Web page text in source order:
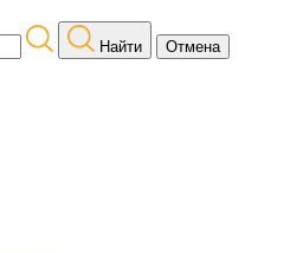
Найти Отмена